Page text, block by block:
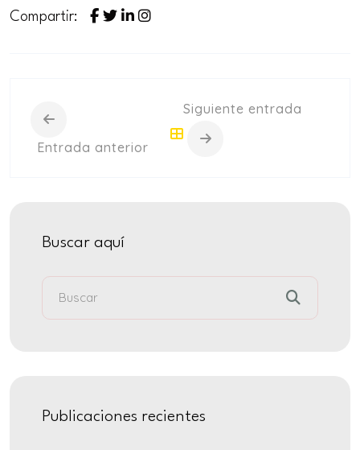
Compartir:
Entrada anterior
Siguiente entrada
Buscar aquí
Publicaciones recientes